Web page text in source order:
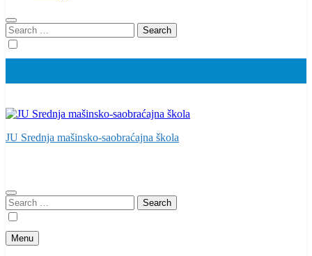
Search
for:
JU Srednja mašinsko-saobraćajna škola
Search
for:
Menu